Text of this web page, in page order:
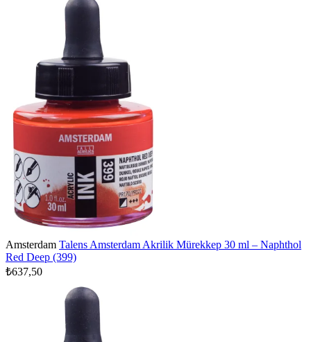
Amsterdam Talens Amsterdam Akrilik Mürekkep 30 ml – Naphthol
Red Deep (399)
₺637,50